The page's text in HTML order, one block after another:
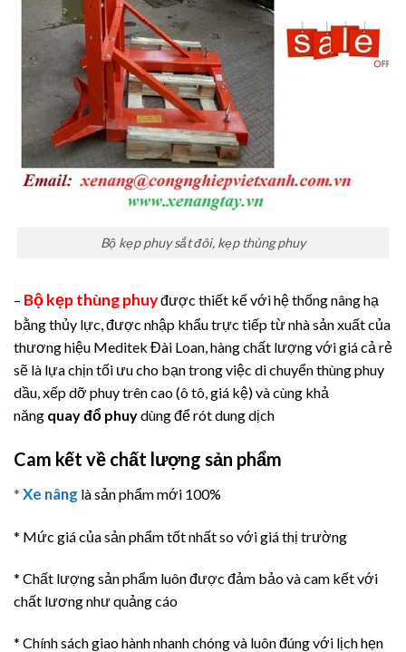
Bộ kẹp phuy sắt đôi, kẹp thùng phuy
– Bộ kẹp thùng phuyđược thiết kế với hệ thống nâng hạ
bằng thủy lực, được nhập khẩu trực tiếp từ nhà sản xuất của
thương hiệu Meditek Đài Loan, hàng chất lượng với giá cả rẻ
sẽ là lựa chịn tối ưu cho bạn trong việc di chuyển thùng phuy
dầu, xếp dỡ phuy trên cao (ô tô, giá kệ) và cùng khả
năng quay đổ phuydùng để rót dung dịch
Cam kết về chất lượng sản phẩm
* Xe nâng là sản phẩm mới 100%
* Mức giá của sản phẩm tốt nhất so với giá thị trường
* Chất lượng sản phẩm luôn được đảm bảo và cam kết với
chất lương như quảng cáo
* Chính sách giao hành nhanh chóng và luôn đúng với lịch hẹn